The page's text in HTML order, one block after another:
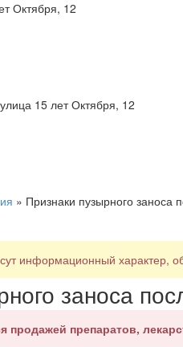
Октября, 12
15 лет Октября, 12
» Признаки пузырного заноса
информационный характер,
заноса
продажей препаратов,